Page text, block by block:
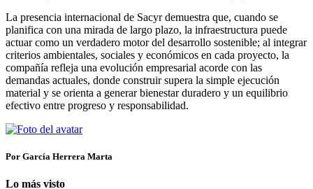
La presencia internacional de Sacyr demuestra que, cuando se
planifica con una mirada de largo plazo, la infraestructura puede
actuar como un verdadero motor del desarrollo sostenible; al integrar
criterios ambientales, sociales y económicos en cada proyecto, la
compañía refleja una evolución empresarial acorde con las
demandas actuales, donde construir supera la simple ejecución
material y se orienta a generar bienestar duradero y un equilibrio
efectivo entre progreso y responsabilidad.
Por García Herrera Marta
Lo más visto